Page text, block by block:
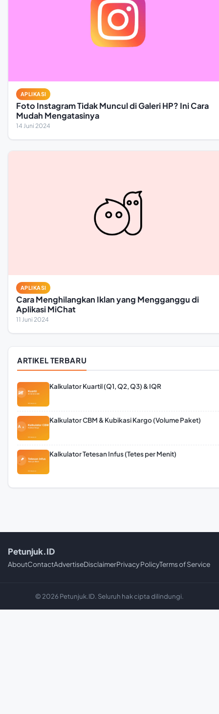
APLIKASI
Foto Instagram Tidak Muncul di Galeri HP? Ini Cara
Mudah Mengatasinya
14 Juni 2024
APLIKASI
Cara Menghilangkan Iklan yang Mengganggu di
Aplikasi MiChat
11 Juni 2024
ARTIKEL TERBARU
Kalkulator Kuartil (Q1, Q2, Q3) & IQR
Kalkulator CBM & Kubikasi Kargo (Volume Paket)
Kalkulator Tetesan Infus (Tetes per Menit)
Petunjuk.ID
AboutContactAdvertiseDisclaimerPrivacy PolicyTerms of Service
© 2026 Petunjuk.ID. Seluruh hak cipta dilindungi.